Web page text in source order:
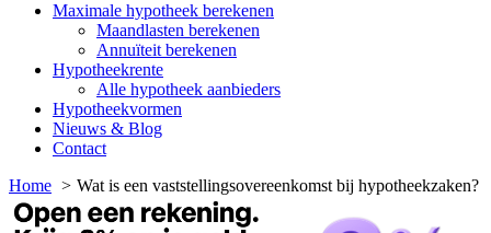
Maximale hypotheek berekenen
Maandlasten berekenen
Annuïteit berekenen
Hypotheekrente
Alle hypotheek aanbieders
Hypotheekvormen
Nieuws & Blog
Contact
Home
Wat is een vaststellingsovereenkomst bij hypotheekzaken?